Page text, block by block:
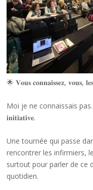
🌟 𝐕𝐨𝐮𝐬 𝐜𝐨𝐧𝐧𝐚𝐢𝐬𝐬𝐞𝐳, 𝐯𝐨𝐮𝐬,
Moi je ne connaissais
𝐢𝐧𝐢𝐭𝐢𝐚𝐭𝐢𝐯𝐞.
Une tournée qui passe
rencontrer les infirmiers,
surtout pour parler de ce
quotidien.